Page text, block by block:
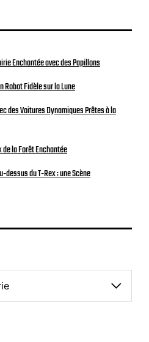
Enchantée avec des Papillons
Robot Fidèle sur la Lune
des Voitures Dynamiques Prêtes à la
la Forêt Enchantée
dessus du T-Rex : une Scène